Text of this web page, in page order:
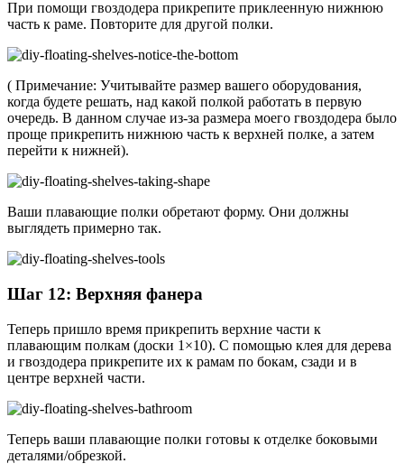
При помощи гвоздодера прикрепите приклеенную нижнюю
часть к раме. Повторите для другой полки.
( Примечание: Учитывайте размер вашего оборудования,
когда будете решать, над какой полкой работать в первую
очередь. В данном случае из-за размера моего гвоздодера было
проще прикрепить нижнюю часть к верхней полке, а затем
перейти к нижней).
Ваши плавающие полки обретают форму. Они должны
выглядеть примерно так.
Шаг 12: Верхняя фанера
Теперь пришло время прикрепить верхние части к
плавающим полкам (доски 1×10). С помощью клея для дерева
и гвоздодера прикрепите их к рамам по бокам, сзади и в
центре верхней части.
Теперь ваши плавающие полки готовы к отделке боковыми
деталями/обрезкой.